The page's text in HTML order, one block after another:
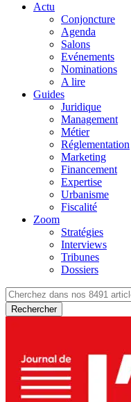
Actu
Conjoncture
Agenda
Salons
Evénements
Nominations
A lire
Guides
Juridique
Management
Métier
Réglementation
Marketing
Financement
Expertise
Urbanisme
Fiscalité
Zoom
Stratégies
Interviews
Tribunes
Dossiers
Rechercher